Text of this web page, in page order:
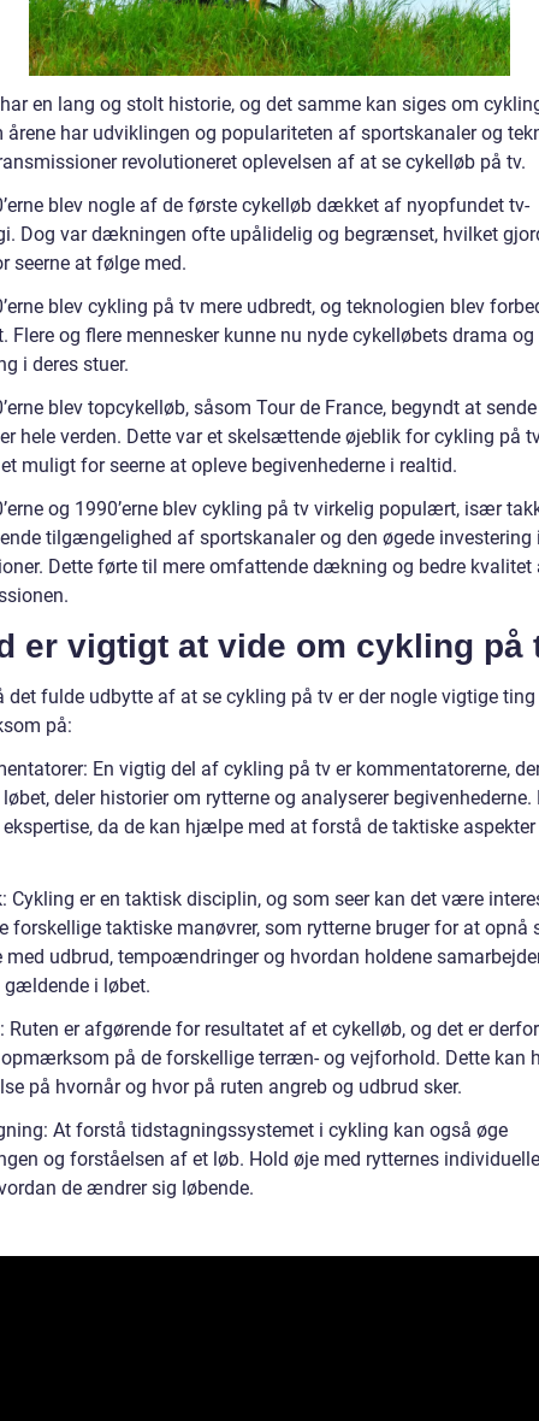
en lang og stolt historie, og det samme kan siges om
årene har udviklingen og populariteten af sportskanaler og
revolutioneret oplevelsen af at se cykelløb på tv.
blev nogle af de første cykelløb dækket af nyopfundet tv-
Dog var dækningen ofte upålidelig og begrænset, hvilket
seerne at følge med.
blev cykling på tv mere udbredt, og teknologien blev
Flere og flere mennesker kunne nu nyde cykelløbets drama og
i deres stuer.
blev topcykelløb, såsom Tour de France, begyndt at
hele verden. Dette var et skelsættende øjeblik for cykling på
muligt for seerne at opleve begivenhederne i realtid.
og 1990’erne blev cykling på tv virkelig populært, især
tilgængelighed af sportskanaler og den øgede investering
Dette førte til mere omfattende dækning og bedre kvalitet
er vigtigt at vide om cykling på
det fulde udbytte af at se cykling på tv er der nogle vigtige
på:
En vigtig del af cykling på tv er kommentatorerne,
deler historier om rytterne og analyserer begivenhederne.
da de kan hjælpe med at forstå de taktiske
Cykling er en taktisk disciplin, og som seer kan det være
forskellige taktiske manøvrer, som rytterne bruger for at opnå
med udbrud, tempoændringer og hvordan holdene
gældende i løbet.
Ruten er afgørende for resultatet af et cykelløb, og det er
på de forskellige terræn- og vejforhold. Dette kan
på hvornår og hvor på ruten angreb og udbrud sker.
At forstå tidstagningssystemet i cykling kan også øge
og forståelsen af et løb. Hold øje med rytternes
de ændrer sig løbende.